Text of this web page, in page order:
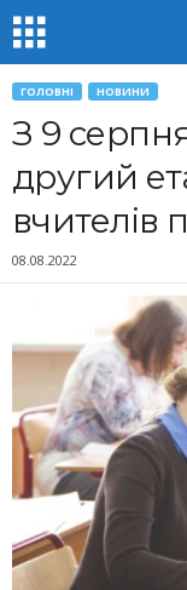
ГОЛОВНІ НОВИНИ
З 9
другий
вчителів
08.08.2022